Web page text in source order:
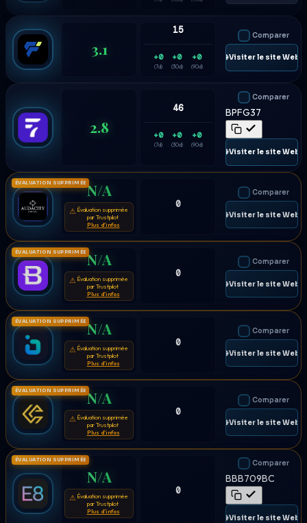
3.1
15
+0
(7d)
+0
(30d)
+0
(90d)
Comparer
🌐 Visiter le site Web
2.8
46
+0
(7d)
+0
(30d)
+0
(90d)
Comparer
BPFG37
🌐 Visiter le site Web
ÉVALUATION SUPPRIMÉEN/A
⚠ Évaluation supprimée
par Trustpilot
Plus d'infos
0
Comparer
🌐 Visiter le site Web
ÉVALUATION SUPPRIMÉEN/A
⚠ Évaluation supprimée
par Trustpilot
Plus d'infos
0
Comparer
🌐 Visiter le site Web
ÉVALUATION SUPPRIMÉEN/A
⚠ Évaluation supprimée
par Trustpilot
Plus d'infos
0
Comparer
🌐 Visiter le site Web
ÉVALUATION SUPPRIMÉEN/A
⚠ Évaluation supprimée
par Trustpilot
Plus d'infos
0
Comparer
🌐 Visiter le site Web
ÉVALUATION SUPPRIMÉE
N/A
⚠ Évaluation supprimée
par Trustpilot
Plus d'infos
0
Comparer
BBB709BC
🌐 Visiter le site Web